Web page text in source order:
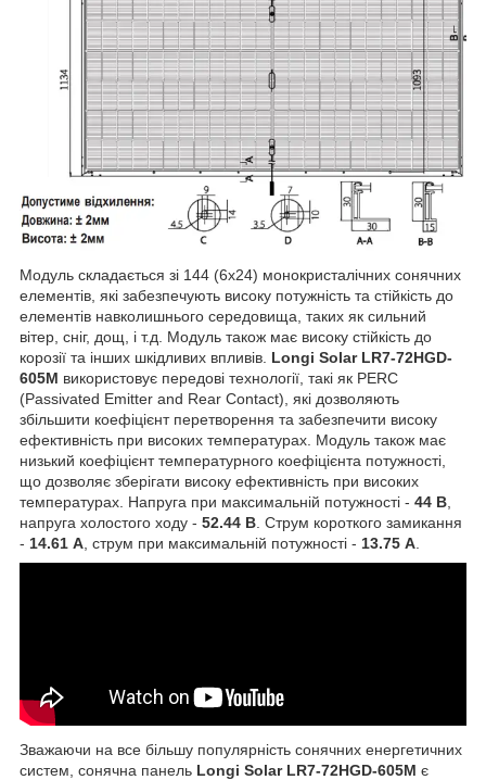
Модуль складається зі 144 (6х24) монокристалічних сонячних
елементів, які забезпечують високу потужність та стійкість до
елементів навколишнього середовища, таких як сильний
вітер, сніг, дощ, і т.д. Модуль також має високу стійкість до
корозії та інших шкідливих впливів. Longi Solar LR7-72HGD-
605M використовує передові технології, такі як PERC
(Passivated Emitter and Rear Contact), які дозволяють
збільшити коефіцієнт перетворення та забезпечити високу
ефективність при високих температурах. Модуль також має
низький коефіцієнт температурного коефіцієнта потужності,
що дозволяє зберігати високу ефективність при високих
температурах. Напруга при максимальній потужності - 44 В,
напруга холостого ходу - 52.44 В. Струм короткого замикання
- 14.61 А, струм при максимальній потужності - 13.75 А.
Зважаючи на все більшу популярність сонячних енергетичних
систем, сонячна панель Longi Solar LR7-72HGD-605M є